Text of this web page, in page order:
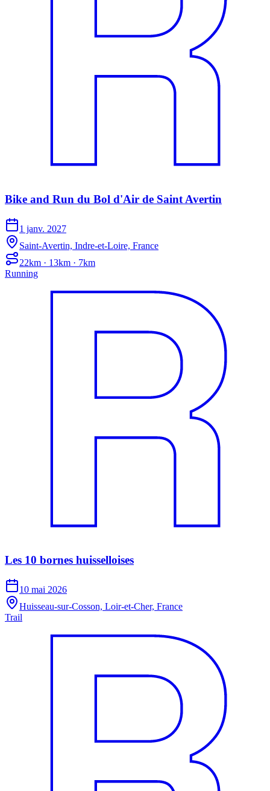
Bike and Run du Bol d'Air de Saint Avertin
1 janv. 2027
Saint-Avertin, Indre-et-Loire, France
22km · 13km · 7km
Running
Les 10 bornes huisselloises
10 mai 2026
Huisseau-sur-Cosson, Loir-et-Cher, France
Trail